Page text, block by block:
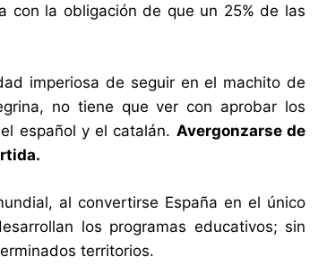
con la obligación de que un 25% de las
imperiosa de seguir en el machito de
no tiene que ver con aprobar los
español y el catalán. Avergonzarse de
al convertirse España en el único
los programas educativos; sin
territorios.